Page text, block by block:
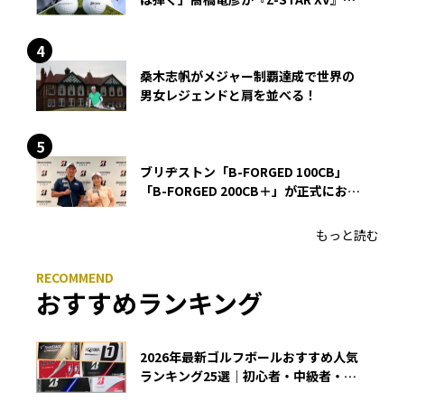
桑木志帆がメジャー制覇達成で世界の
男女レジェンドと肩を並べる！
ブリヂストン「B-FORGED 100CB」
「B-FORGED 200CB＋」が正式にお披
もっと読む
おすすめランキング
2026年最新ゴルフボールおすすめ人気
ランキング25選｜初心者・中級者・上